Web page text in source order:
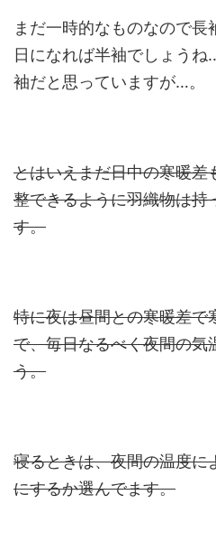
まだ一時的なものなので
日になれば半袖でしょう
袖だと思っていますが…。
とはいえまだ日中の寒暖差
整できるように羽織物は持
す。
特に夜は昼間との寒暖差で
で、毎日なるべく夜間の気
う。
寝るときは、夜間の温度に
にするか選んでます。